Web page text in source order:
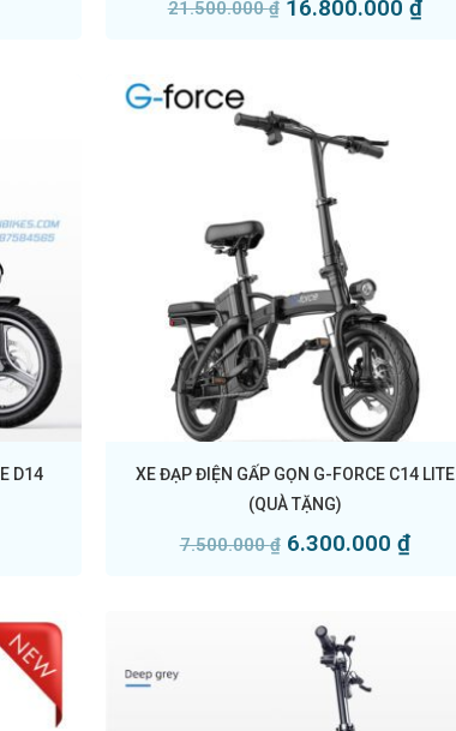
21.500.000₫ 16.800.000 ₫
D14
XE ĐẠP ĐIỆN GẤP GỌN G-FORCE C14 LITE
(QUÀ TẶNG)
7.500.000₫ 6.300.000 ₫